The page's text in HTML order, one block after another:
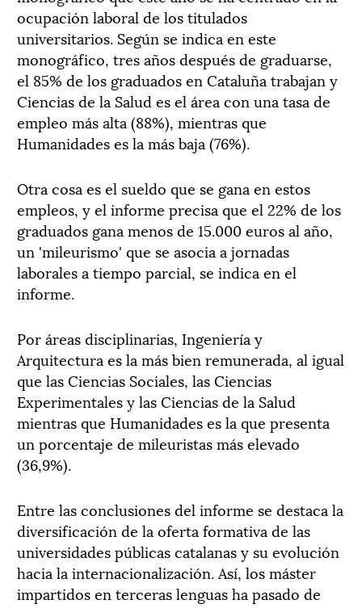
ocupación laboral de los titulados
universitarios. Según se indica en este
monográfico, tres años después de graduarse,
el 85% de los graduados en Cataluña trabajan y
Ciencias de la Salud es el área con una tasa de
empleo más alta (88%), mientras que
Humanidades es la más baja (76%).
Otra cosa es el sueldo que se gana en estos
empleos, y el informe precisa que el 22% de los
graduados gana menos de 15.000 euros al año,
un 'mileurismo' que se asocia a jornadas
laborales a tiempo parcial, se indica en el
informe.
Por áreas disciplinarias, Ingeniería y
Arquitectura es la más bien remunerada, al igual
que las Ciencias Sociales, las Ciencias
Experimentales y las Ciencias de la Salud
mientras que Humanidades es la que presenta
un porcentaje de mileuristas más elevado
(36,9%).
Entre las conclusiones del informe se destaca la
diversificación de la oferta formativa de las
universidades públicas catalanas y su evolución
hacia la internacionalización. Así, los máster
impartidos en terceras lenguas ha pasado de